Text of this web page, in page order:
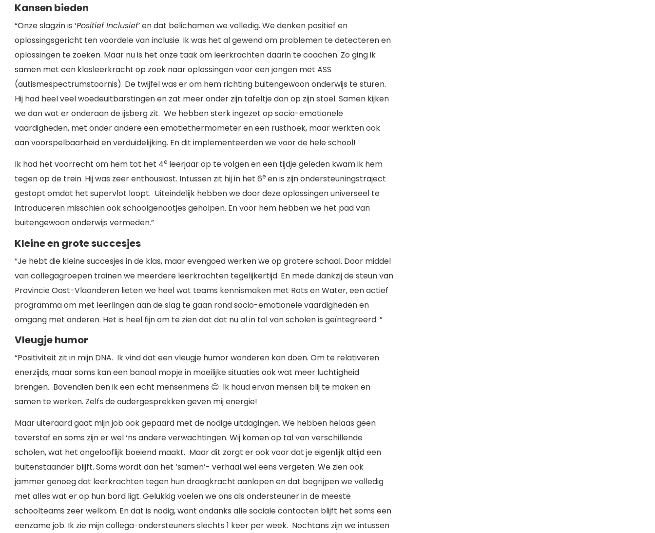
Kansen bieden
“Onze slagzin is ‘Positief Inclusief’en dat belichamen we volledig. We denken positief en
oplossingsgericht ten voordele van inclusie. Ik was het al gewend om problemen te detecteren en
oplossingen te zoeken. Maar nu is het onze taak om leerkrachten daarin te coachen. Zo ging ik
samen met een klasleerkracht op zoek naar oplossingen voor een jongen met ASS
(autismespectrumstoornis). De twijfel was er om hem richting buitengewoon onderwijs te sturen.
Hij had heel veel woedeuitbarstingen en zat meer onder zijn tafeltje dan op zijn stoel. Samen kijken
we dan wat er onderaan de ijsberg zit. We hebben sterk ingezet op socio-emotionele
vaardigheden, met onder andere een emotiethermometer en een rusthoek, maar werkten ook
aan voorspelbaarheid en verduidelijking. En dit implementeerden we voor de hele school!
Ik had het voorrecht om hem tot het 4e leerjaar op te volgen en een tijdje geleden kwam ik hem
tegen op de trein. Hij was zeer enthousiast. Intussen zit hij in het 6e en is zijn ondersteuningstraject
gestopt omdat het supervlot loopt. Uiteindelijk hebben we door deze oplossingen universeel te
introduceren misschien ook schoolgenootjes geholpen. En voor hem hebben we het pad van
buitengewoon onderwijs vermeden.”
Kleine en grote succesjes
“Je hebt die kleine succesjes in de klas, maar evengoed werken we op grotere schaal. Door middel
van collegagroepen trainen we meerdere leerkrachten tegelijkertijd. En mede dankzij de steun van
Provincie Oost-Vlaanderen lieten we heel wat teams kennismaken met Rots en Water, een actief
programma om met leerlingen aan de slag te gaan rond socio-emotionele vaardigheden en
omgang met anderen. Het is heel fijn om te zien dat dat nu al in tal van scholen is geïntegreerd. ”
Vleugje humor
“Positiviteit zit in mijn DNA. Ik vind dat een vleugje humor wonderen kan doen. Om te relativeren
enerzijds, maar soms kan een banaal mopje in moeilijke situaties ook wat meer luchtigheid
brengen. Bovendien ben ik een echt mensenmens 😊. Ik houd ervan mensen blij te maken en
samen te werken. Zelfs de oudergesprekken geven mij energie!
Maar uiteraard gaat mijn job ook gepaard met de nodige uitdagingen. We hebben helaas geen
toverstaf en soms zijn er wel ‘ns andere verwachtingen. Wij komen op tal van verschillende
scholen, wat het ongelooflijk boeiend maakt. Maar dit zorgt er ook voor dat je eigenlijk altijd een
buitenstaander blijft. Soms wordt dan het ‘samen’- verhaal wel eens vergeten. We zien ook
jammer genoeg dat leerkrachten tegen hun draagkracht aanlopen en dat begrijpen we volledig
met alles wat er op hun bord ligt. Gelukkig voelen we ons als ondersteuner in de meeste
schoolteams zeer welkom. En dat is nodig, want ondanks alle sociale contacten blijft het soms een
eenzame job. Ik zie mijn collega-ondersteuners slechts 1 keer per week. Nochtans zijn we intussen